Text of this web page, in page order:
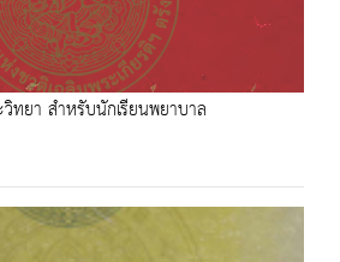
ทยา สำหรับนักเรียนพยาบาล